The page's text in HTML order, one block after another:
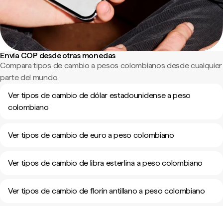
Envía COP desde otras monedas
Compara tipos de cambio a pesos colombianos desde cualquier
parte del mundo.
Ver tipos de cambio de dólar estadounidense a peso
colombiano
Ver tipos de cambio de euro a peso colombiano
Ver tipos de cambio de libra esterlina a peso colombiano
Ver tipos de cambio de florín antillano a peso colombiano